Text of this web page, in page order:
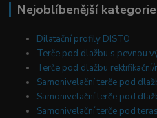
Nejoblíbenější kategorie
Dilatační profily DISTO
Terče pod dlažbu s pevnou
Terče pod dlažbu
Samonivelační terče pod
Samonivelační terče pod
Samonivelační terče pod